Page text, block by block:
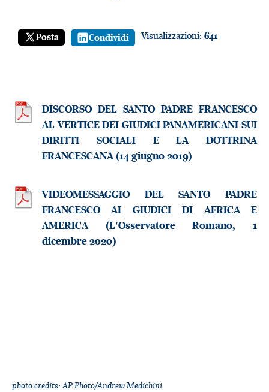
Posta Condividi Visualizzazioni: 641
DISCORSO DEL SANTO PADRE FRANCESCO
AL VERTICE DEI GIUDICI PANAMERICANI SUI
DIRITTI SOCIALI E LA DOTTRINA
FRANCESCANA (14 giugno 2019)
VIDEOMESSAGGIO DEL SANTO PADRE
FRANCESCO AI GIUDICI DI AFRICA E
AMERICA (L'Osservatore Romano, 1
dicembre 2020)
photo credits: AP Photo/Andrew Medichini